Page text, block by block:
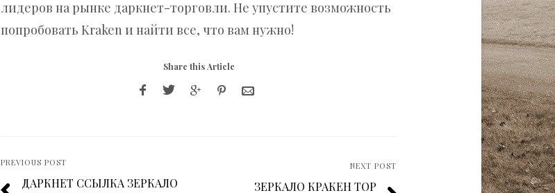
лидеров на рынке даркнет-торговли. Не упустите возможность
попробовать Kraken и найти все, что вам нужно!
Share this Article
PREVIOUS POST
ДАРКНЕТ ССЫЛКА ЗЕРКАЛО
NEXT POST
ЗЕРКАЛО КРАКЕН ТОР